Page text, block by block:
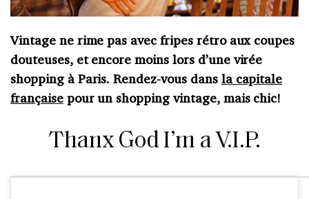
Vintage ne rime pas avec fripes rétro aux coupes
douteuses, et encore moins lors d’une virée
shopping à Paris. Rendez-vous dans la capitale
françaisepour un shopping vintage, mais chic!
Thanx God I’m a V.I.P.